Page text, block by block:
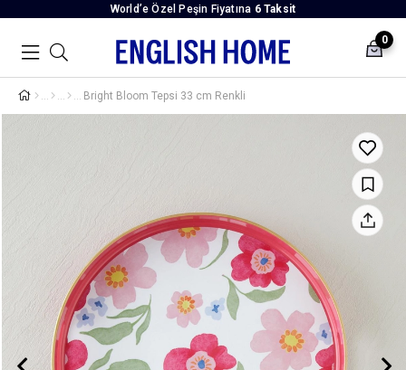
World’e Özel Peşin Fiyatına 6 Taksit
0
Bright Bloom Tepsi 33 cm Renkli